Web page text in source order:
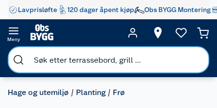
Lavprisløfte 120 dager åpent kjøp Obs BYGG Montering
Meny
Hage og utemiljø Planting Frø